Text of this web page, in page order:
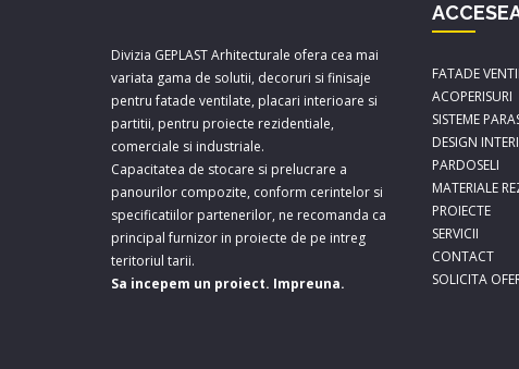
Divizia GEPLAST Arhitecturale ofera cea mai
variata gama de solutii, decoruri si finisaje
pentru fatade ventilate, placari interioare si
partitii, pentru proiecte rezidentiale,
comerciale si industriale.
Capacitatea de stocare si prelucrare a
panourilor compozite, conform cerintelor si
specificatiilor partenerilor, ne recomanda ca
principal furnizor in proiecte de pe intreg
teritoriul tarii.
Sa incepem un proiect. Impreuna.
FATADE
ACOPERISURI
SISTEME
DESIGN
PARDOSELI
MATERIALE
PROIECTE
SERVICII
CONTACT
SOLICITA